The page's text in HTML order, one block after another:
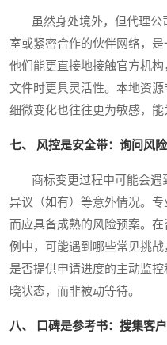
虽然身处境外，但代理公
室或紧密合作的伙伴网络，
他们能更直接地接触官方机
文件时更具灵活性。本地资
细微变化也往往更为敏感，能
七、 风控是安全带：询问风
商标变更过程中可能会遇
异议（如有）等意外情况。专
而应具备成熟的风险预案。
例中，可能遇到哪些常见挑
是否提供申请进度的主动监
晓状态，而非被动等待。
八、 口碑是参考书：搜集客